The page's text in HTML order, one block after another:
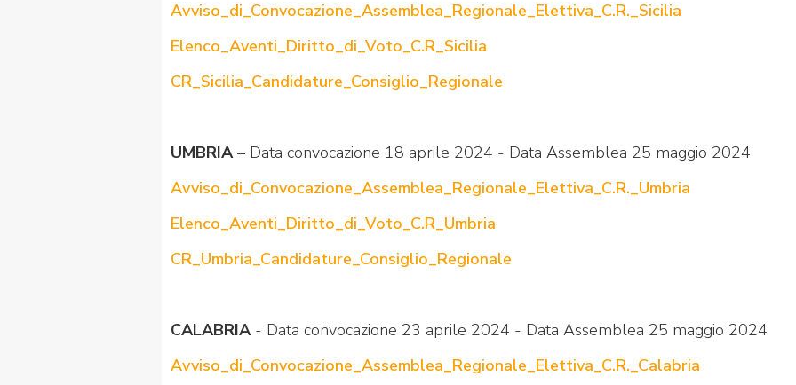
Avviso_di_Convocazione_Assemblea_Regionale_Elettiva_C.R._Sicilia
Elenco_Aventi_Diritto_di_Voto_C.R_Sicilia
CR_Sicilia_Candidature_Consiglio_Regionale
UMBRIA– Data convocazione 18 aprile 2024 - Data Assemblea 25 maggio 2024
Avviso_di_Convocazione_Assemblea_Regionale_Elettiva_C.R._Umbria
Elenco_Aventi_Diritto_di_Voto_C.R_Umbria
CR_Umbria_Candidature_Consiglio_Regionale
CALABRIA - Data convocazione 23 aprile 2024 - Data Assemblea 25 maggio 2024
Avviso_di_Convocazione_Assemblea_Regionale_Elettiva_C.R._Calabria